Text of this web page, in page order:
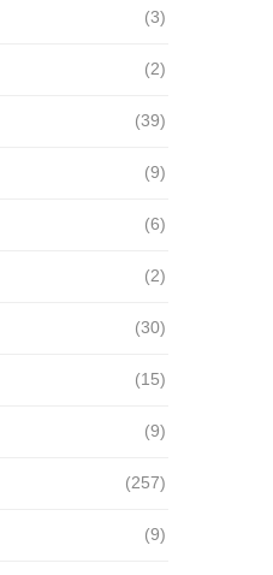
(3)
(2)
(39)
(9)
(6)
(2)
(30)
(15)
(9)
(257)
(9)